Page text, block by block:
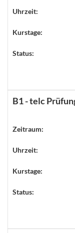
Uhrzeit:
Kurstage:
Status:
B1 - telc
Zeitraum:
Uhrzeit:
Kurstage:
Status: